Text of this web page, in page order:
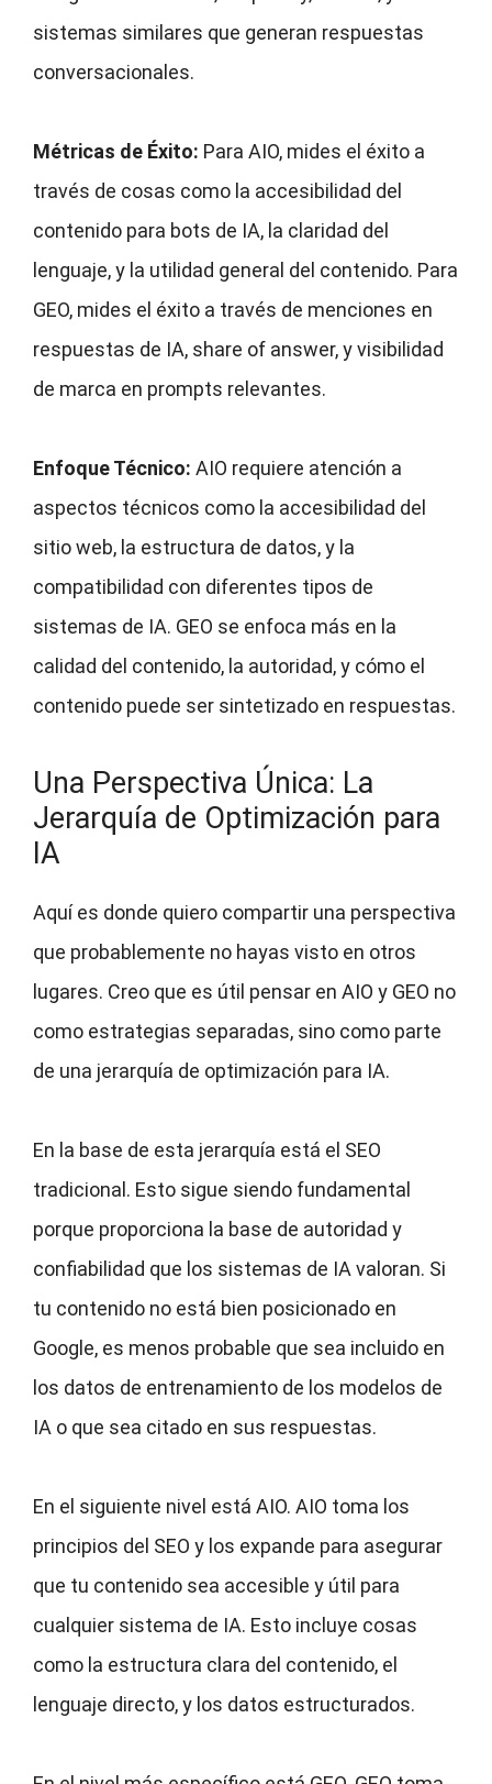
sistemas similares que generan respuestas
conversacionales.
Métricas de Éxito: Para AIO, mides el éxito a
través de cosas como la accesibilidad del
contenido para bots de IA, la claridad del
lenguaje, y la utilidad general del contenido. Para
GEO, mides el éxito a través de menciones en
respuestas de IA, share of answer, y visibilidad
de marca en prompts relevantes.
Enfoque Técnico: AIO requiere atención a
aspectos técnicos como la accesibilidad del
sitio web, la estructura de datos, y la
compatibilidad con diferentes tipos de
sistemas de IA. GEO se enfoca más en la
calidad del contenido, la autoridad, y cómo el
contenido puede ser sintetizado en respuestas.
Una Perspectiva Única: La
Jerarquía de Optimización para
IA
Aquí es donde quiero compartir una perspectiva
que probablemente no hayas visto en otros
lugares. Creo que es útil pensar en AIO y GEO no
como estrategias separadas, sino como parte
de una jerarquía de optimización para IA.
En la base de esta jerarquía está el SEO
tradicional. Esto sigue siendo fundamental
porque proporciona la base de autoridad y
confiabilidad que los sistemas de IA valoran. Si
tu contenido no está bien posicionado en
Google, es menos probable que sea incluido en
los datos de entrenamiento de los modelos de
IA o que sea citado en sus respuestas.
En el siguiente nivel está AIO. AIO toma los
principios del SEO y los expande para asegurar
que tu contenido sea accesible y útil para
cualquier sistema de IA. Esto incluye cosas
como la estructura clara del contenido, el
lenguaje directo, y los datos estructurados.